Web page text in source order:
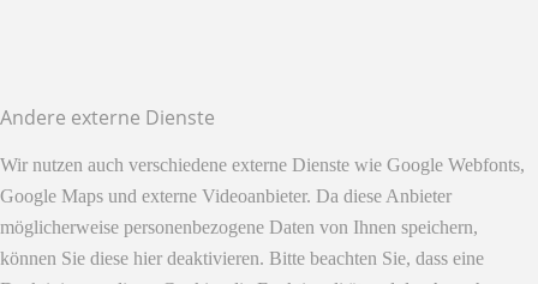
Andere externe Dienste
Wir nutzen auch verschiedene externe Dienste wie Google Webfonts,
Google Maps und externe Videoanbieter. Da diese Anbieter
möglicherweise personenbezogene Daten von Ihnen speichern,
können Sie diese hier deaktivieren. Bitte beachten Sie, dass eine